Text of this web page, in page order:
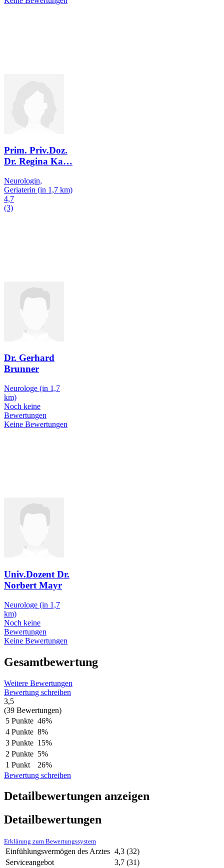
Prim. Priv.Doz.
Dr. Regina Ka…
Neurologin,
Geriaterin (in 1,7 km)
4,7
(3)
Dr. Gerhard
Brunner
Neurologe (in 1,7
km)
Noch keine
Bewertungen
Keine Bewertungen
Univ.Dozent Dr.
Norbert Mayr
Neurologe (in 1,7
km)
Noch keine
Bewertungen
Keine Bewertungen
Gesamtbewertung
Weitere Bewertungen
Bewertung schreiben
3,5
(39 Bewertungen)
5 Punkte 46%
4 Punkte 8%
3 Punkte 15%
2 Punkte 5%
1 Punkt
26%
Bewertung schreiben
Detailbewertungen anzeigen
Detailbewertungen
Erklärung zum Bewertungssystem
Einfühlungsvermögen des Arztes 4,3 (32)
Serviceangebot
3,7 (31)